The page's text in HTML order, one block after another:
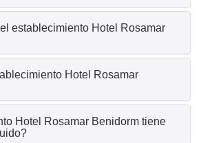
establecimiento Hotel Rosamar
Hotel Rosamar
Hotel Rosamar Benidorm tiene